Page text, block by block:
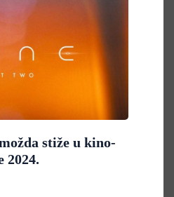
stiže u kino-
2024.